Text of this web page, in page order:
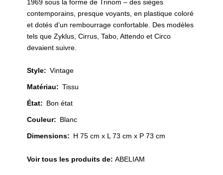
1969 sous la forme de Trinom – des sièges
contemporains, presque voyants, en plastique coloré
et dotés d’un rembourrage confortable. Des modèles
tels que Zyklus, Cirrus, Tabo, Attendo et Circo
devaient suivre.
Style: Vintage
Matériau: Tissu
État: Bon état
Couleur: Blanc
Dimensions: H 75 cm x L 73 cm x P 73 cm
Voir tous les produits de: ABELIAM